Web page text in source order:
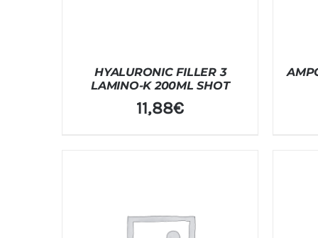
HYALURONIC FILLER 3
LAMINO-K 200ML SHOT
11,88€